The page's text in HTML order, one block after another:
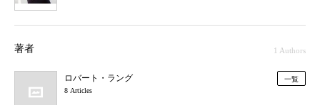
著者 1 Authors
ロバート・ラング
8 Articles
一覧